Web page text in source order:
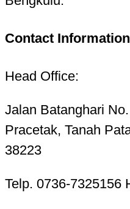
Contact Information
Head Office:
Jalan Batanghari
Pracetak, Tanah
38223
Telp. 0736-7325156